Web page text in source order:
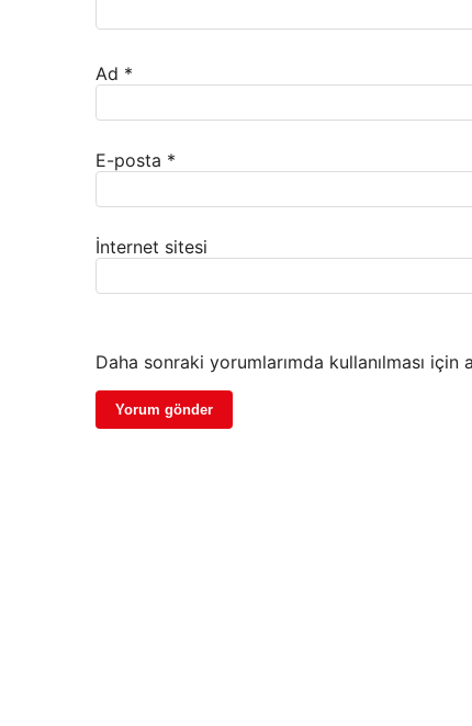
Ad *
E-posta *
İnternet sitesi
Daha sonraki yorumlarımda kullanılması